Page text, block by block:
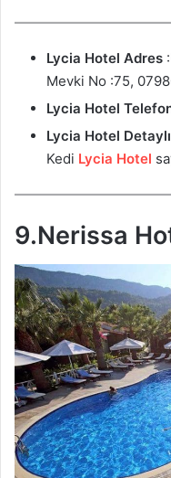
Lycia Hotel Adres
Mevki No :75,
Lycia Hotel
Lycia Hotel
Kedi Lycia Hotel
9.Nerissa